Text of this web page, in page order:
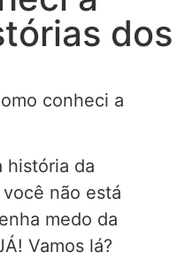
dos
conheci a
história da
não está
medo da
Vamos lá?